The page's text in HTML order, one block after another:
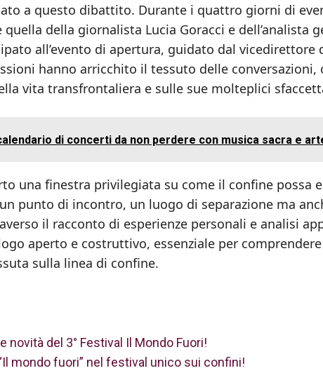
a questo dibattito. Durante i quattro giorni di
della giornalista Lucia Goracci e dell’analista
all’evento di apertura, guidato dal vicedirettore
hanno arricchito il tessuto delle
vita transfrontaliera e sulle sue molteplici
di concerti da non perdere con musica sacra e
una finestra privilegiata su come il confine possa
punto di incontro, un luogo di separazione ma
il racconto di esperienze personali e analisi
aperto e costruttivo, essenziale per
sulla linea di confine.
novità del 3° Festival Il Mondo Fuori!
mondo fuori” nel festival unico sui confini!